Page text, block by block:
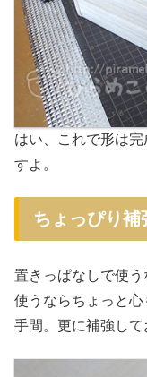
はい、これで形は
すよ。
ちょっぴり補
置きっぱなしで使
使うならちょっと
手間。更に補強して